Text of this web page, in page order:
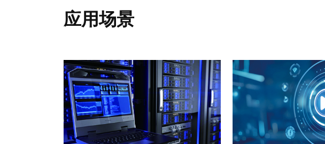
应用场景